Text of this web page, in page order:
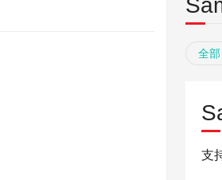
全
支